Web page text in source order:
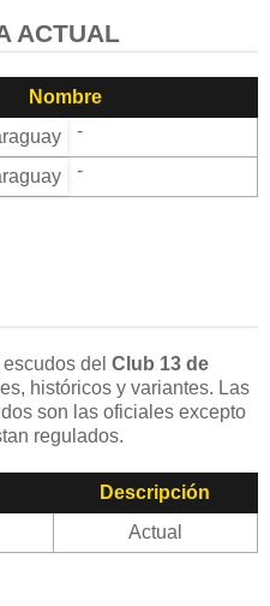
ACTUAL
Nombre
-
-
del Club 13 de
históricos y variantes. Las
son las oficiales excepto
regulados.
Descripción
Actual